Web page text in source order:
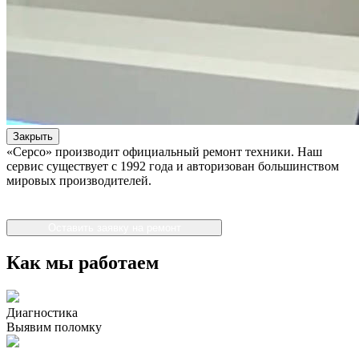
Закрыть
«Серсо» производит официальный ремонт техники. Наш
сервис существует с 1992 года и авторизован большинством
мировых производителей.
Как мы работаем
Диагностика
Выявим поломку